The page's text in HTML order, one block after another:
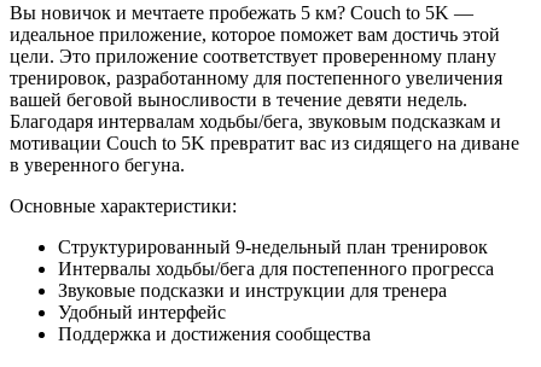
Вы новичок и мечтаете пробежать 5 км? Couch to 5K —
идеальное приложение, которое поможет вам достичь этой
цели. Это приложение соответствует проверенному плану
тренировок, разработанному для постепенного увеличения
вашей беговой выносливости в течение девяти недель.
Благодаря интервалам ходьбы/бега, звуковым подсказкам и
мотивации Couch to 5K превратит вас из сидящего на диване
в уверенного бегуна.
Основные характеристики:
Структурированный 9-недельный план тренировок
Интервалы ходьбы/бега для постепенного прогресса
Звуковые подсказки и инструкции для тренера
Удобный интерфейс
Поддержка и достижения сообщества